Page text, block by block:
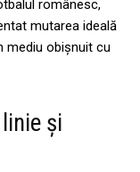
românesc,
mutarea ideală
mediu obișnuit cu
și